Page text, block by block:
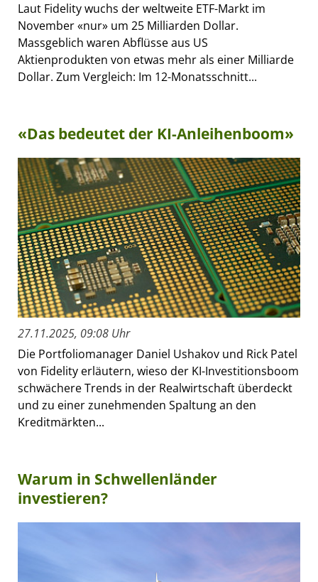
Laut Fidelity wuchs der weltweite ETF-Markt im
November «nur» um 25 Milliarden Dollar.
Massgeblich waren Abflüsse aus US
Aktienprodukten von etwas mehr als einer Milliarde
Dollar. Zum Vergleich: Im 12-Monatsschnitt...
«Das bedeutet der KI-Anleihenboom»
27.11.2025, 09:08 Uhr
Die Portfoliomanager Daniel Ushakov und Rick Patel
von Fidelity erläutern, wieso der KI-Investitionsboom
schwächere Trends in der Realwirtschaft überdeckt
und zu einer zunehmenden Spaltung an den
Kreditmärkten...
Warum in Schwellenländer
investieren?